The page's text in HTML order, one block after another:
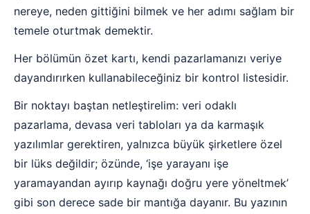
nereye, neden gittiğini bilmek ve her adımı sağlam bir
temele oturtmak demektir.
Her bölümün özet kartı, kendi pazarlamanızı veriye
dayandırırken kullanabileceğiniz bir kontrol listesidir.
Bir noktayı baştan netleştirelim: veri odaklı
pazarlama, devasa veri tabloları ya da karmaşık
yazılımlar gerektiren, yalnızca büyük şirketlere özel
bir lüks değildir; özünde, ‘işe yarayanı işe
yaramayandan ayırıp kaynağı doğru yere yöneltmek’
gibi son derece sade bir mantığa dayanır. Bu yazının